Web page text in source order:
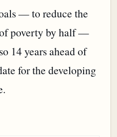
— to reduce the
poverty by half —
14 years ahead of
for the developing